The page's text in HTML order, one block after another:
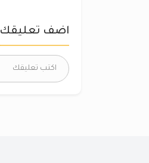
اضف تعليقك